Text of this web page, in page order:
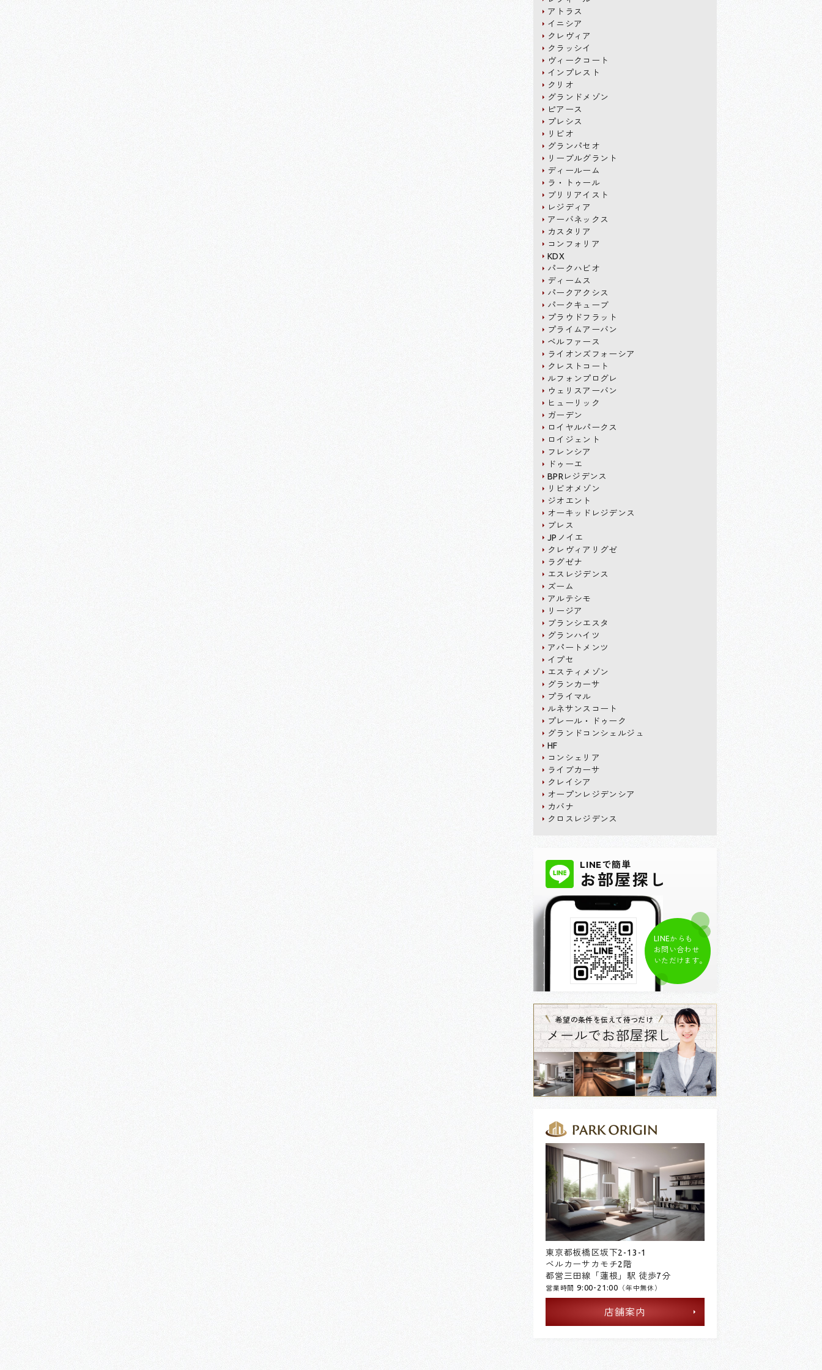
アトラス
イニシア
クレヴィア
クラッシイ
ヴィークコート
インプレスト
クリオ
グランドメゾン
ピアース
プレシス
リビオ
グランパセオ
リーブルグラント
ディールーム
ラ・トゥール
ブリリアイスト
レジディア
アーバネックス
カスタリア
コンフォリア
KDX
パークハビオ
ディームス
パークアクシス
パークキューブ
プラウドフラット
プライムアーバン
ベルファース
ライオンズフォーシア
クレストコート
ルフォンプログレ
ウェリスアーバン
ヒューリック
ガーデン
ロイヤルパークス
ロイジェント
フレンシア
ドゥーエ
BPRレジデンス
リビオメゾン
ジオエント
オーキッドレジデンス
ブレス
JPノイエ
クレヴィアリグゼ
ラグゼナ
エスレジデンス
ズーム
アルテシモ
リージア
ブランシエスタ
グランハイツ
アパートメンツ
イプセ
エスティメゾン
グランカーサ
プライマル
ルネサンスコート
プレール・ドゥーク
グランドコンシェルジュ
HF
コンシェリア
ライブカーサ
クレイシア
オープンレジデンシア
カバナ
クロスレジデンス
LINEで簡単
お部屋探し
LINEからも
お問い合わせ
いただけます。
希望の条件を伝えて待つだけ
メールでお部屋探し
東京都板橋区坂下2-13-1
ベルカーサカモチ2階
都営三田線「蓮根」駅 徒歩7分
営業時間 9:00-21:00 （年中無休）
店舗案内